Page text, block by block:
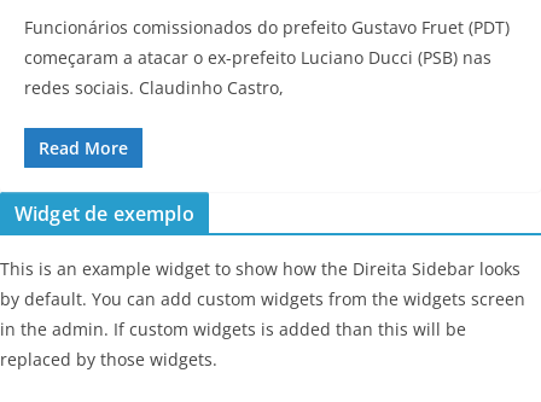
Funcionários comissionados do prefeito Gustavo Fruet (PDT)
começaram a atacar o ex-prefeito Luciano Ducci (PSB) nas
redes sociais. Claudinho Castro,
Read More
Widget de exemplo
This is an example widget to show how the Direita Sidebar looks
by default. You can add custom widgets from the widgets screen
in the admin. If custom widgets is added than this will be
replaced by those widgets.